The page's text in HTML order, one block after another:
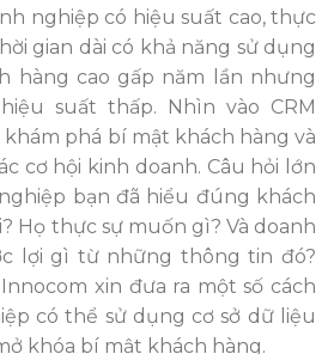
nghiệp có hiệu suất cao, thực
gian dài có khả năng sử dụng
hàng cao gấp năm lần nhưng
suất thấp. Nhìn vào CRM
phá bí mật khách hàng và
cơ hội kinh doanh. Câu hỏi lớn
bạn đã hiểu đúng khách
Họ thực sự muốn gì? Và doanh
lợi gì từ những thông tin đó?
xin đưa ra một số cách
có thể sử dụng cơ sở dữ liệu
khóa bí mật khách hàng.